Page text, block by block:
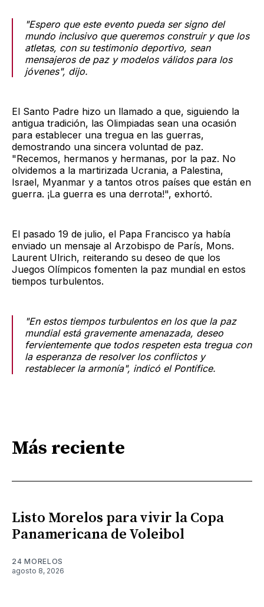
"Espero que este evento pueda ser signo del
mundo inclusivo que queremos construir y que los
atletas, con su testimonio deportivo, sean
mensajeros de paz y modelos válidos para los
jóvenes", dijo.
El Santo Padre hizo un llamado a que, siguiendo la
antigua tradición, las Olimpiadas sean una ocasión
para establecer una tregua en las guerras,
demostrando una sincera voluntad de paz.
"Recemos, hermanos y hermanas, por la paz. No
olvidemos a la martirizada Ucrania, a Palestina,
Israel, Myanmar y a tantos otros países que están en
guerra. ¡La guerra es una derrota!", exhortó.
El pasado 19 de julio, el Papa Francisco ya había
enviado un mensaje al Arzobispo de París, Mons.
Laurent Ulrich, reiterando su deseo de que los
Juegos Olímpicos fomenten la paz mundial en estos
tiempos turbulentos.
"En estos tiempos turbulentos en los que la paz
mundial está gravemente amenazada, deseo
fervientemente que todos respeten esta tregua con
la esperanza de resolver los conflictos y
restablecer la armonía", indicó el Pontífice.
Más reciente
Listo Morelos para vivir la Copa
Panamericana de Voleibol
24 MORELOS
agosto 8, 2026